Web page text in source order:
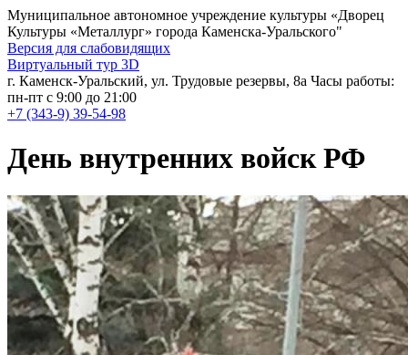
Муниципальное автономное учреждение культуры «Дворец
Культуры «Металлург» города Каменска-Уральского"
Версия для слабовидящих
Виртуальный тур 3D
г. Каменск-Уральский, ул. Трудовые резервы, 8а Часы работы:
пн-пт с 9:00 до 21:00
+7 (343-9) 39-54-98
День внутренних войск РФ